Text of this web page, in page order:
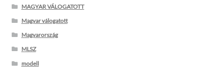
MAGYAR VÁLOGATOTT
Magyar válogatott
Magyarország
MLSZ
modell